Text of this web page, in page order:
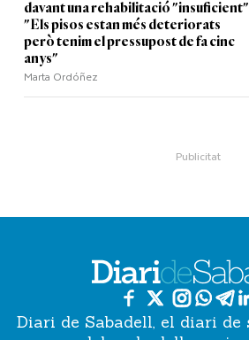
davant una rehabilitació
"Els pisos estan més deteriorats
però tenim el pressupost de fa cinc
anys"
Marta Ordóñez
Diari de Sabadell, el diari de